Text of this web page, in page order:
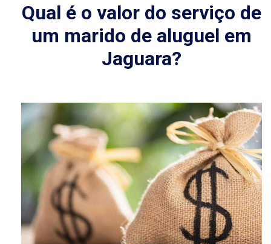
Qual é o valor do serviço de
um marido de aluguel em
Jaguara?